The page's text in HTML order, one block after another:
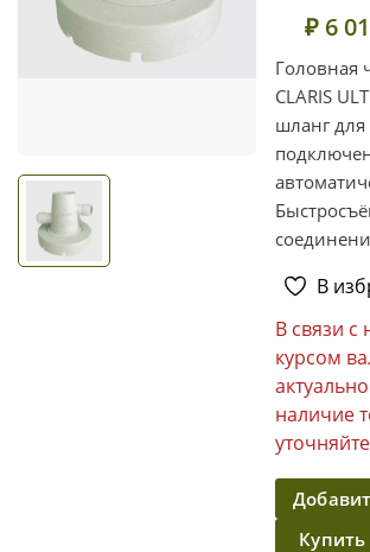
₽ 6
Головная
CLARIS
шланг
В
В связи с
курсом
наличие
в
Купить